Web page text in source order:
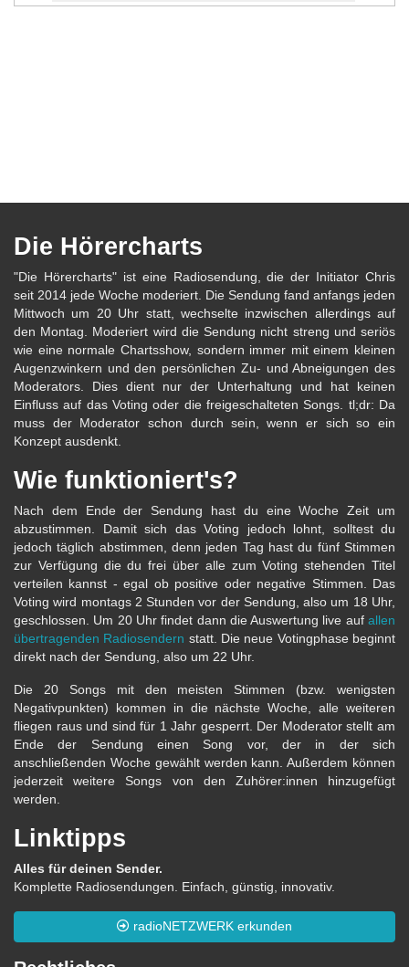
Die Hörercharts
"Die Hörercharts" ist eine Radiosendung, die der Initiator Chris
seit 2014 jede Woche moderiert. Die Sendung fand anfangs jeden
Mittwoch um 20 Uhr statt, wechselte inzwischen allerdings auf
den Montag. Moderiert wird die Sendung nicht streng und seriös
wie eine normale Chartsshow, sondern immer mit einem kleinen
Augenzwinkern und den persönlichen Zu- und Abneigungen des
Moderators. Dies dient nur der Unterhaltung und hat keinen
Einfluss auf das Voting oder die freigeschalteten Songs. tl;dr: Da
muss der Moderator schon durch sein, wenn er sich so ein
Konzept ausdenkt.
Wie funktioniert's?
Nach dem Ende der Sendung hast du eine Woche Zeit um
abzustimmen. Damit sich das Voting jedoch lohnt, solltest du
jedoch täglich abstimmen, denn jeden Tag hast du fünf Stimmen
zur Verfügung die du frei über alle zum Voting stehenden Titel
verteilen kannst - egal ob positive oder negative Stimmen. Das
Voting wird montags 2 Stunden vor der Sendung, also um 18 Uhr,
geschlossen. Um 20 Uhr findet dann die Auswertung live auf allen
übertragenden Radiosendern statt. Die neue Votingphase beginnt
direkt nach der Sendung, also um 22 Uhr.
Die 20 Songs mit den meisten Stimmen (bzw. wenigsten
Negativpunkten) kommen in die nächste Woche, alle weiteren
fliegen raus und sind für 1 Jahr gesperrt. Der Moderator stellt am
Ende der Sendung einen Song vor, der in der sich
anschließenden Woche gewählt werden kann. Außerdem können
jederzeit weitere Songs von den Zuhörer:innen hinzugefügt
werden.
Linktipps
Alles für deinen Sender.
Komplette Radiosendungen. Einfach, günstig, innovativ.
radioNETZWERK erkunden